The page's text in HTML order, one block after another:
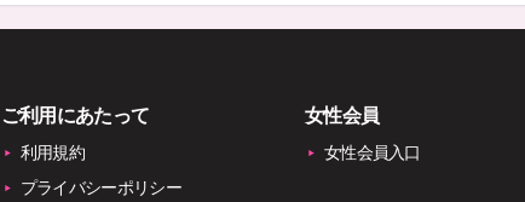
ご利用にあたって
利用規約
プライバシーポリシー
女性会員
女性会員入口